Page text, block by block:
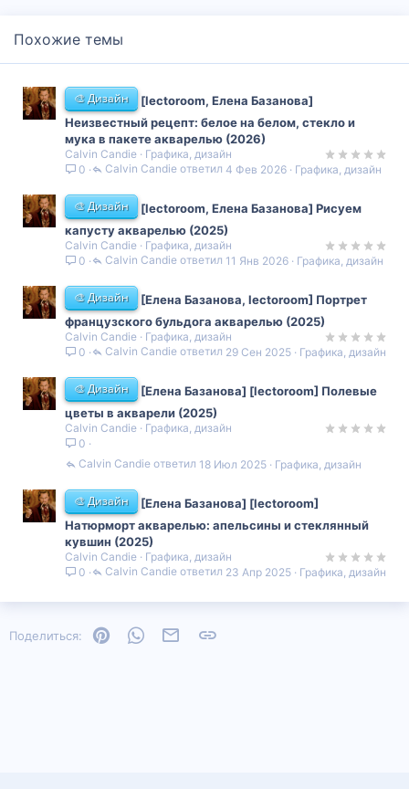
Похожие темы
🎨 Дизайн
[lectoroom, Елена Базанова]
Неизвестный рецепт: белое на белом, стекло и
мука в пакете акварелью (2026)
Calvin Candie
Графика, дизайн
0
Графика, дизайн
4 Фев 2026
Calvin Candie
🎨 Дизайн
[lectoroom, Елена Базанова] Рисуем
капусту акварелью (2025)
Calvin Candie
Графика, дизайн
0
Графика, дизайн
11 Янв 2026
Calvin Candie
🎨 Дизайн
[Елена Базанова, lectoroom] Портрет
французского бульдога акварелью (2025)
Calvin Candie
Графика, дизайн
0
Графика, дизайн
29 Сен 2025
Calvin Candie
🎨 Дизайн
[Елена Базанова] [lectoroom] Полевые
цветы в акварели (2025)
Calvin Candie
Графика, дизайн
0
Графика, дизайн
18 Июл 2025
Calvin Candie
🎨 Дизайн
[Елена Базанова] [lectoroom]
Натюрморт акварелью: апельсины и стеклянный
кувшин (2025)
Calvin Candie
Графика, дизайн
0
Графика, дизайн
23 Апр 2025
Calvin Candie
Поделиться: PinterestWhatsAppЭлектронная почта